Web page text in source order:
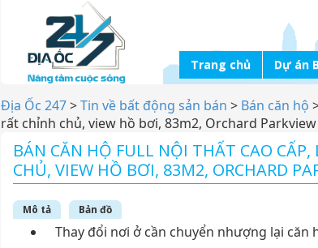
Trang chủ Dự án
Địa Ốc 247>Tin về bất động sản bán > Bán căn hộ
rất chỉnh chủ, view hồ bơi, 83m2, Orchard Parkview
BÁN CĂN HỘ FULL NỘI THẤT CAO
CHỦ, VIEW HỒ BƠI, 83M2, ORCHARD
Mô tả Bản đồ
Thay đổi nơi ở cần chuyển nhượng lại căn